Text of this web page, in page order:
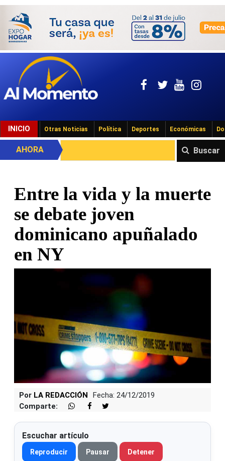
INICIO Otras Noticias Política Deportes Económicas
Buscar
AHORA
Entre la vida y la muerte
se debate joven
dominicano apuñalado
en NY
Por LA REDACCIÓN
Fecha: 24/12/2019
Comparte:
Escuchar artículo
Reproducir Pausar Detener